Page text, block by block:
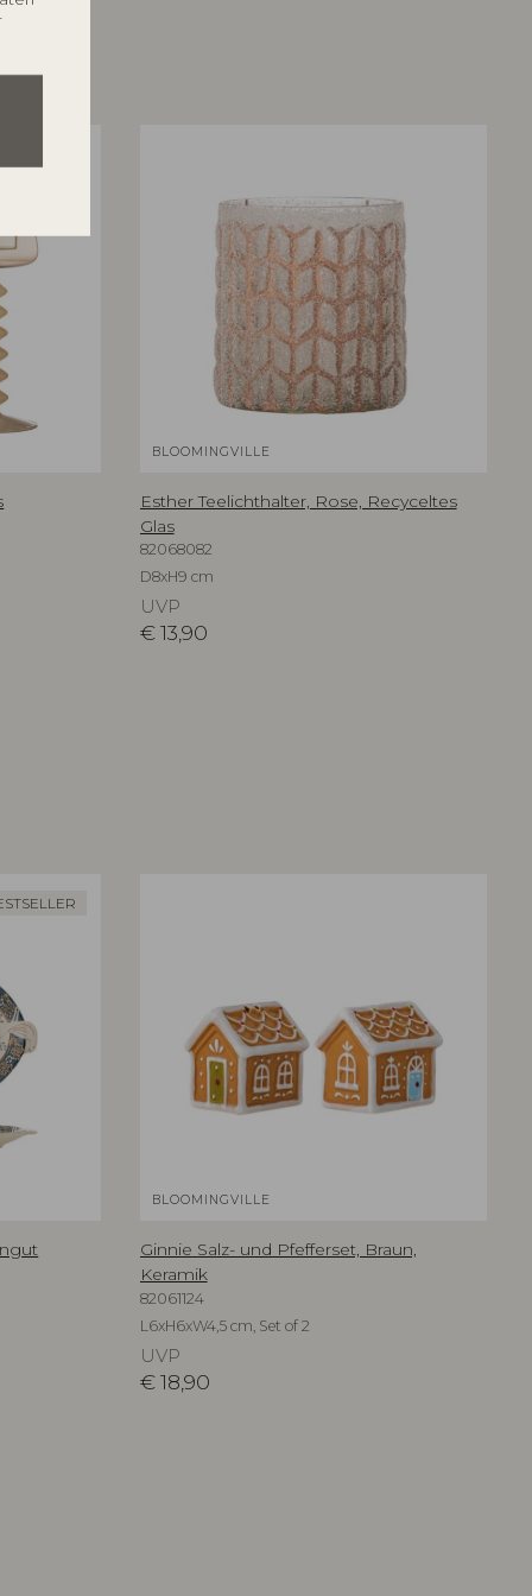
BLOOMINGVILLE
Esther Teelichthalter, Rose, Recyceltes
Glas
82068082
D8xH9 cm
UVP
€ 13,90
BLOOMINGVILLE
Ginnie Salz- und Pfefferset, Braun,
Keramik
82061124
L6xH6xW4,5 cm, Set of 2
UVP
€ 18,90